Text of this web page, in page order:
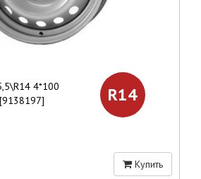
4*100
R14
Купить